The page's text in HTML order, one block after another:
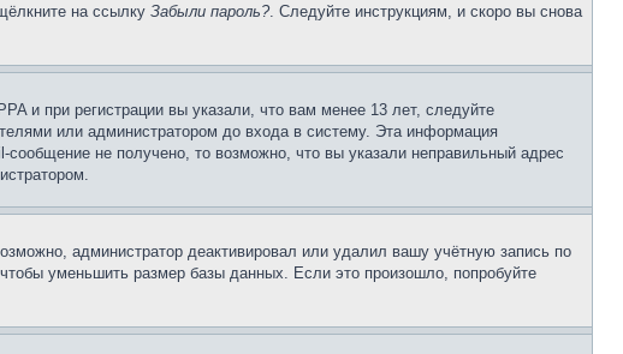
на ссылку Забыли пароль?. Следуйте инструкциям, и скоро вы снова
и при регистрации вы указали, что вам менее 13 лет, следуйте
или администратором до входа в систему. Эта информация
не получено, то возможно, что вы указали неправильный адрес
администратор деактивировал или удалил вашу учётную запись по
уменьшить размер базы данных. Если это произошло, попробуйте